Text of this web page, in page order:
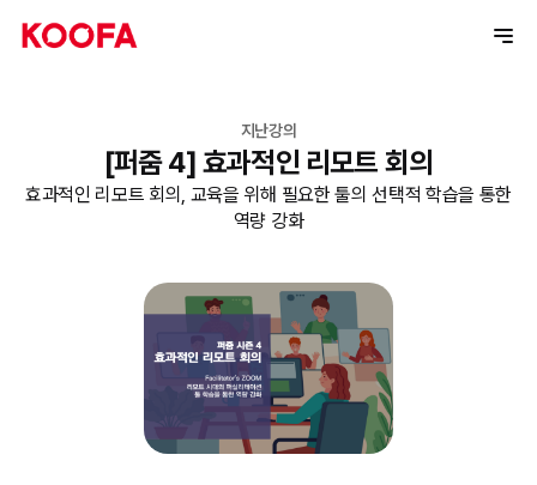
지난강의
[퍼줌 4] 효과적인 리모트 회의
효과적인 리모트 회의, 교육을 위해 필요한 툴의 선택적 학습을 통한
역량 강화